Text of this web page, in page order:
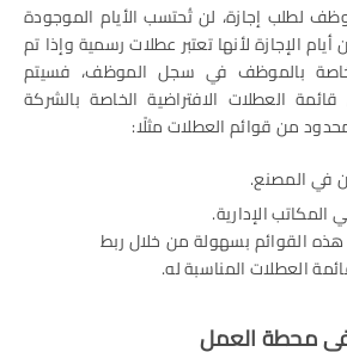
لطلب إجازة، لن تُحتسب الأيام الموجودة
الإجازة لأنها تعتبر عطلات رسمية وإذا تم
بالموظف في سجل الموظف، فسيتم
العطلات الافتراضية الخاصة بالشركة
من قوائم العطلات مثلًا:
في المصنع.
الإدارية.
هذه القوائم بسهولة من خلال ربط
العطلات المناسبة له.